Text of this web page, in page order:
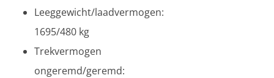
Leeggewicht/laadvermogen:
1695/480 kg
Trekvermogen
ongeremd/geremd: